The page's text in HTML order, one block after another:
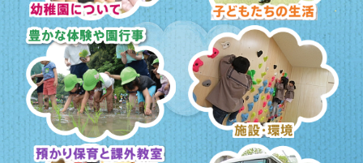
幼稚園について 子どもたちの生活
豊かな体験と園行事 施設・環境